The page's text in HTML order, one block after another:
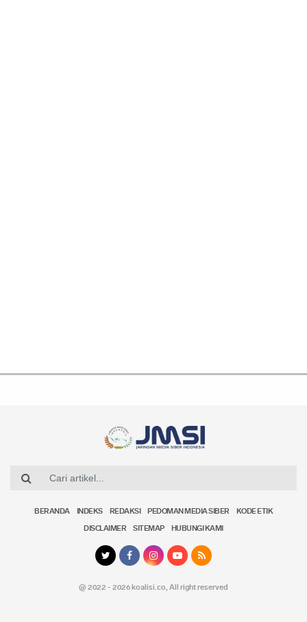
BERANDA INDEKS REDAKSI PEDOMAN MEDIA SIBER KODE ETIK
DISCLAIMER SITEMAP HUBUNGI KAMI
@ 2022 - 2026 koalisi.co, All right reserved